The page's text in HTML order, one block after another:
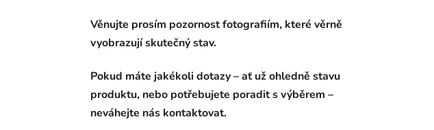
Věnujte prosím pozornost fotografiím, které věrně
vyobrazují skutečný stav.
Pokud máte jakékoli dotazy – ať už ohledně stavu
produktu, nebo potřebujete poradit s výběrem –
neváhejte nás kontaktovat.